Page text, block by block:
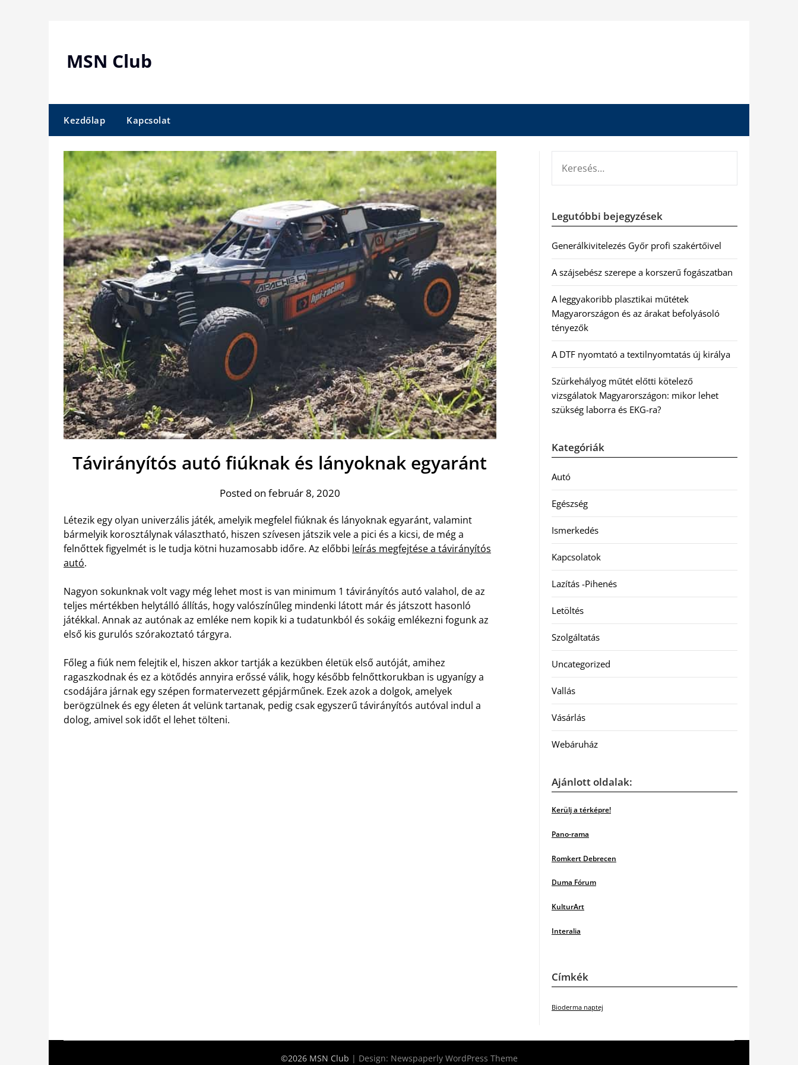
MSN Club
Kezdőlap Kapcsolat
Távirányítós autó fiúknak és lányoknak egyaránt
Posted on február 8, 2020
Létezik egy olyan univerzális játék, amelyik megfelel fiúknak és lányoknak egyaránt, valamint
bármelyik korosztálynak választható, hiszen szívesen játszik vele a pici és a kicsi, de még a
felnőttek figyelmét is le tudja kötni huzamosabb időre. Az előbbi leírás megfejtése a távirányítós
autó.
Nagyon sokunknak volt vagy még lehet most is van minimum 1 távirányítós autó valahol, de az
teljes mértékben helytálló állítás, hogy valószínűleg mindenki látott már és játszott hasonló
játékkal. Annak az autónak az emléke nem kopik ki a tudatunkból és sokáig emlékezni fogunk az
első kis gurulós szórakoztató tárgyra.
Főleg a fiúk nem felejtik el, hiszen akkor tartják a kezükben életük első autóját, amihez
ragaszkodnak és ez a kötődés annyira erőssé válik, hogy később felnőttkorukban is ugyanígy a
csodájára járnak egy szépen formatervezett gépjárműnek. Ezek azok a dolgok, amelyek
berögzülnek és egy életen át velünk tartanak, pedig csak egyszerű távirányítós autóval indul a
dolog, amivel sok időt el lehet tölteni.
Legutóbbi bejegyzések
Generálkivitelezés Győr profi szakértőivel
A szájsebész szerepe a korszerű fogászatban
A leggyakoribb plasztikai műtétek
Magyarországon és az árakat befolyásoló
tényezők
A DTF nyomtató a textilnyomtatás új királya
Szürkehályog műtét előtti kötelező
vizsgálatok Magyarországon: mikor lehet
szükség laborra és EKG-ra?
Kategóriák
Autó
Egészség
Ismerkedés
Kapcsolatok
Lazítás -Pihenés
Letöltés
Szolgáltatás
Uncategorized
Vallás
Vásárlás
Webáruház
Ajánlott oldalak:
Kerülj a térképre!
Pano-rama
Romkert Debrecen
Duma Fórum
KulturArt
Interalia
Címkék
Bioderma naptej
©2026 MSN Club | Design: Newspaperly WordPress Theme